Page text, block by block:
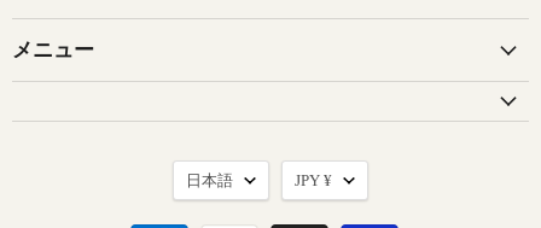
見
つ
く
メニュー
言
語
日本語
通
貨
JPY ¥